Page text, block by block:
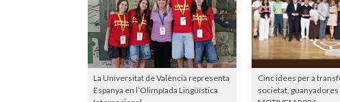
La Universitat de València representa
Espanya en l’Olimpíada Lingüística
Cinc idees per a
societat,